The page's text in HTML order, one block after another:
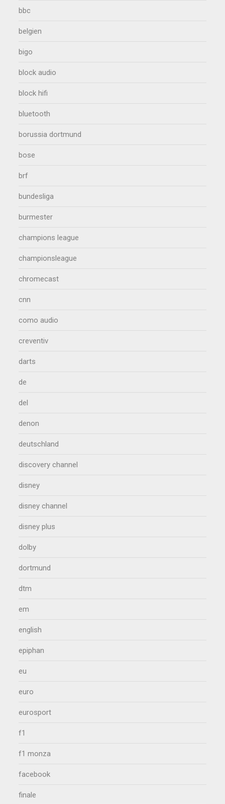
bbc
belgien
bigo
block audio
block hifi
bluetooth
borussia dortmund
bose
brf
bundesliga
burmester
champions league
championsleague
chromecast
cnn
como audio
creventiv
darts
de
del
denon
deutschland
discovery channel
disney
disney channel
disney plus
dolby
dortmund
dtm
em
english
epiphan
eu
euro
eurosport
f1
f1 monza
facebook
finale